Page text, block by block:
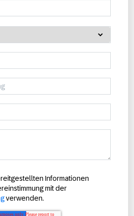
Informationen
mit der
verwenden.